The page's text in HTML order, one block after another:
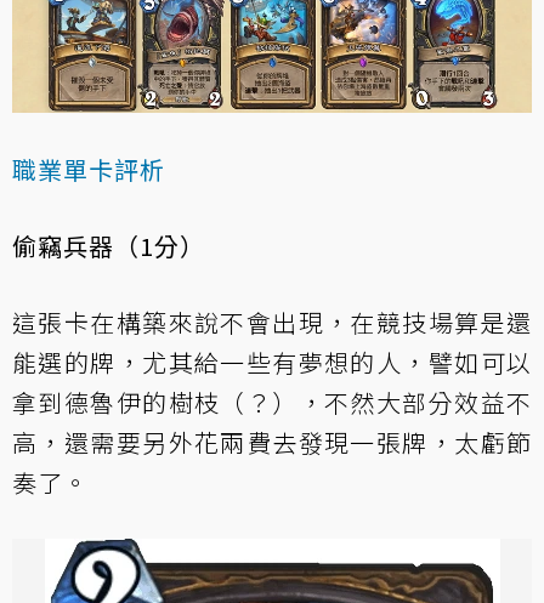
職業單卡評析
偷竊兵器（1分）
這張卡在構築來說不會出現，在競技場算是還
能選的牌，尤其給一些有夢想的人，譬如可以
拿到德魯伊的樹枝（？），不然大部分效益不
高，還需要另外花兩費去發現一張牌，太虧節
奏了。